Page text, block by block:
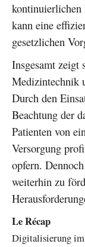
kontinuierlichen
kann eine
gesetzlichen
Insgesamt zeigt
Medizintechnik
Durch den
Beachtung der
Patienten von
Versorgung
opfern.
weiterhin zu
Le Récap
Digitalisierung im